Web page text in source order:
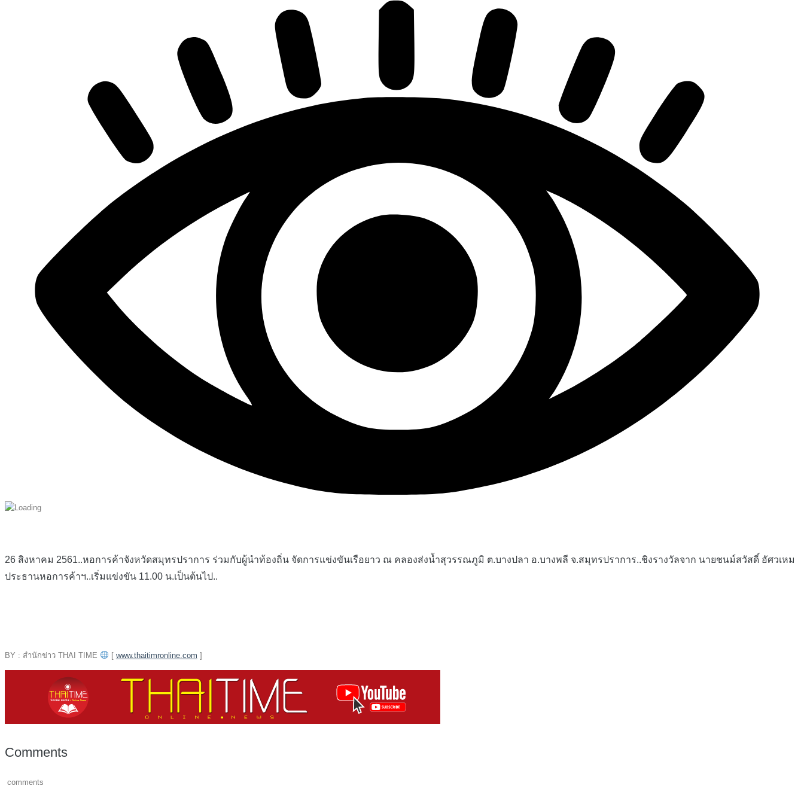
26 สิงหาคม 2561..หอการค้าจังหวัดสมุทรปราการ ร่วมกับผู้นำท้องถิ่น จัดการแข่งขันเรือยาว ณ คลองส่งน้ำสุวรรณภูมิ ต.บางปลา อ.บางพลี จ.สมุทรปราการ..ชิงรางวัลจาก นายชนม์สวัสดิ์ อัศวเหม
ประธานหอการค้าฯ..เริ่มแข่งขัน 11.00 น.เป็นต้นไป..
BY : สำนักข่าว THAI TIME [ www.thaitimronline.com ]
Comments
comments